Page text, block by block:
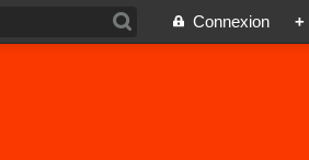
Connexion +